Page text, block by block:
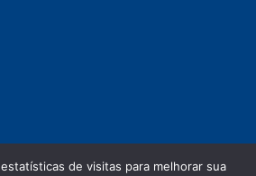
de visitas para melhorar sua